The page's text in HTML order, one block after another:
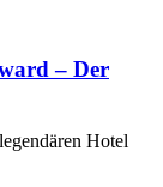
– Der
Hotel